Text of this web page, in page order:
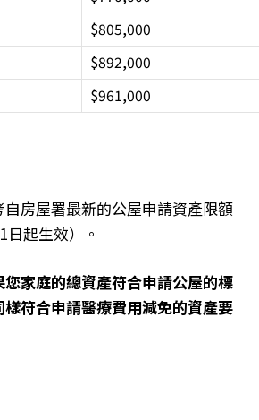
$805,000
$892,000
$961,000
房屋署最新的公屋申請資產限額
日起生效）。
家庭的總資產符合申請公屋的標
符合申請醫療費用減免的資產要